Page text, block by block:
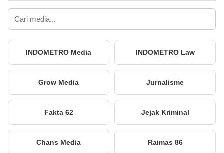
INDOMETRO Media INDOMETRO Law
Grow Media Jurnalisme
Fakta 62 Jejak Kriminal
Chans Media Raimas 86